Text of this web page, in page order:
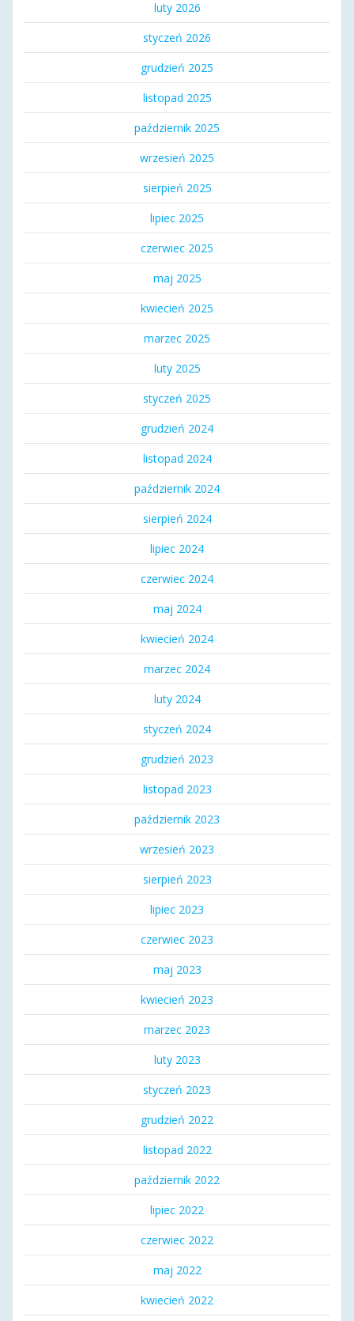
luty 2026
styczeń 2026
grudzień 2025
listopad 2025
październik 2025
wrzesień 2025
sierpień 2025
lipiec 2025
czerwiec 2025
maj 2025
kwiecień 2025
marzec 2025
luty 2025
styczeń 2025
grudzień 2024
listopad 2024
październik 2024
sierpień 2024
lipiec 2024
czerwiec 2024
maj 2024
kwiecień 2024
marzec 2024
luty 2024
styczeń 2024
grudzień 2023
listopad 2023
październik 2023
wrzesień 2023
sierpień 2023
lipiec 2023
czerwiec 2023
maj 2023
kwiecień 2023
marzec 2023
luty 2023
styczeń 2023
grudzień 2022
listopad 2022
październik 2022
lipiec 2022
czerwiec 2022
maj 2022
kwiecień 2022